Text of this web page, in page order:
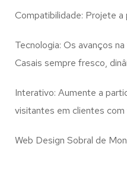
Compatibilidade: Projete
Tecnologia: Os avanços
Casais sempre fresco,
Interativo: Aumente a
visitantes em clientes
Web Design Sobral de